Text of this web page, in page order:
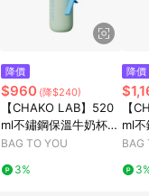
降價
$960 (降$240)
【CHAKO LAB】520
ml不鏽鋼保溫牛奶杯-
薄荷奶凍 HX030A04
BAG TO YOU
3%
降價
【
ml
杯-
BAG